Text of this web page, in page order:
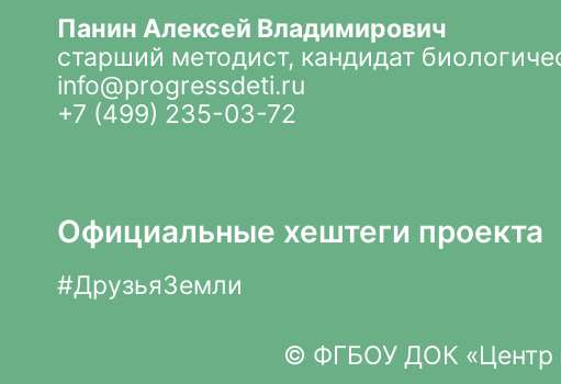
Панин Алексей Владимирович
старший методист, кандидат
info@progressdeti.ru
+7 (499) 235-03-72
Официальные хештеги проекта
#ДрузьяЗемли
© ФГБОУ ДОК «Центр